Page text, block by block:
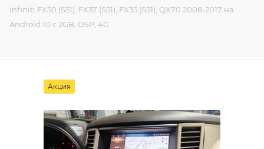
Infiniti FX50 (S51), FX37 (S51), FX35 (S51), QX70 2008-2017 на
Android 10 c 2GB, DSP, 4G
Акция